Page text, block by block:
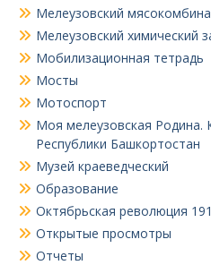
Мелеузовский
Мелеузовский химический
Мобилизационная тетрадь
Мосты
Мотоспорт
Моя мелеузовская Родина.
Республики Башкортостан
Музей краеведческий
Образование
Октябрьская революция
Открытые просмотры
Отчеты